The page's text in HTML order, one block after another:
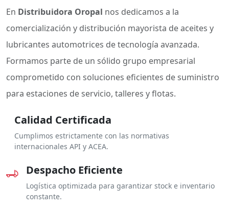
En Distribuidora Oropal nos dedicamos a la
comercialización y distribución mayorista de aceites y
lubricantes automotrices de tecnología avanzada.
Formamos parte de un sólido grupo empresarial
comprometido con soluciones eficientes de suministro
para estaciones de servicio, talleres y flotas.
Calidad Certificada
Cumplimos estrictamente con las normativas
internacionales API y ACEA.
Despacho Eficiente
Logística optimizada para garantizar stock e inventario
constante.